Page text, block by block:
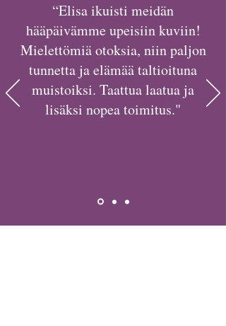
“Elisa ikuisti meidän
hääpäivämme upeisiin kuviin!
Mielettömiä otoksia, niin paljon
tunnetta ja elämää taltioituna
muistoiksi. Taattua laatua ja
lisäksi nopea toimitus."